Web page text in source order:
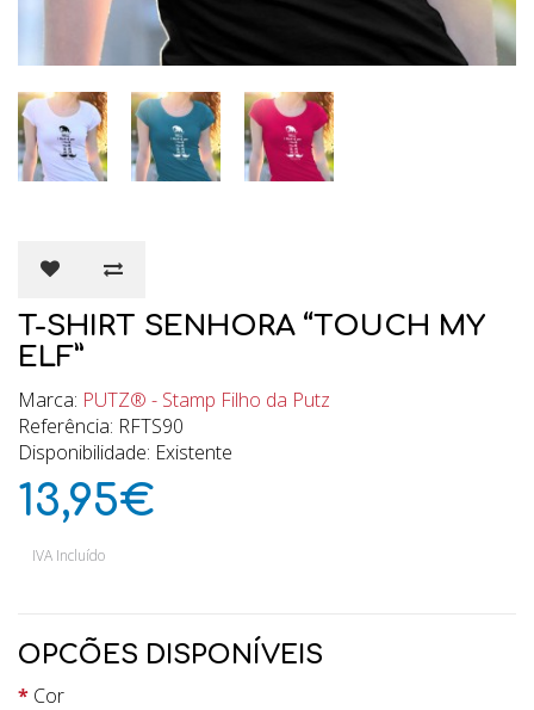
T-SHIRT SENHORA “TOUCH MY
ELF”
Marca: PUTZ® - Stamp Filho da Putz
Referência: RFTS90
Disponibilidade: Existente
13,95€
IVA Incluído
OPCÕES DISPONÍVEIS
Cor